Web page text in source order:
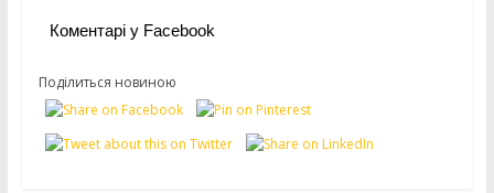
Коментарі у Facebook
Поділиться новиною